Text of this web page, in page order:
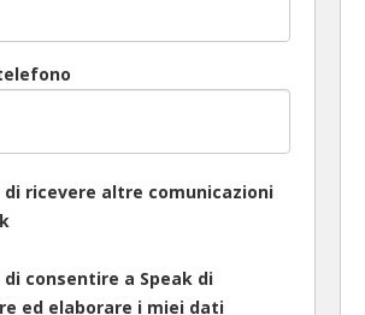
ricevere altre comunicazioni
consentire a Speak di
ed elaborare i miei dati